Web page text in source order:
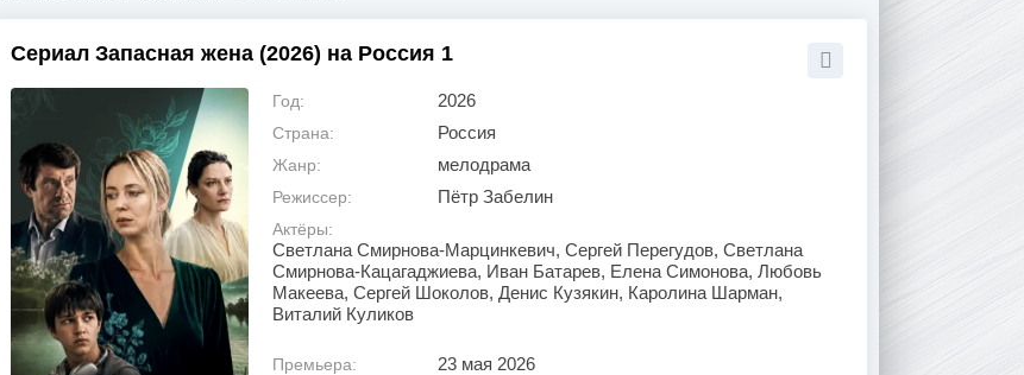
Сериал Запасная жена (2026) на Россия 1
Год: 2026
Страна: Россия
Жанр: мелодрама
Режиссер: Пётр Забелин
Актёры:
Светлана Смирнова-Марцинкевич, Сергей Перегудов, Светлана
Смирнова-Кацагаджиева, Иван Батарев, Елена Симонова, Любовь
Макеева, Сергей Шоколов, Денис Кузякин, Каролина Шарман,
Виталий Куликов
Премьера: 23 мая 2026